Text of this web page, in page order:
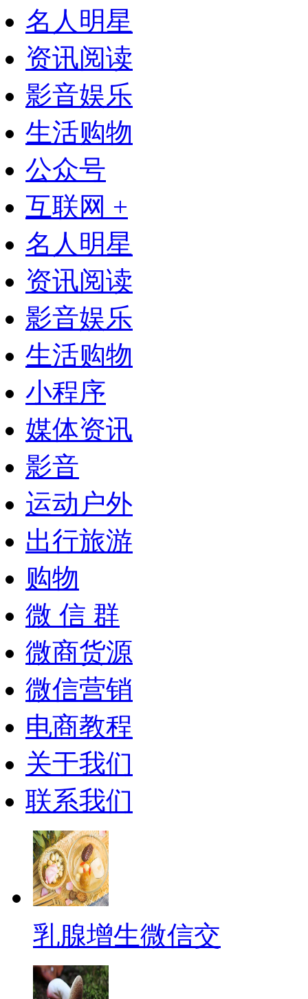
名人明星
资讯阅读
影音娱乐
生活购物
公众号
互联网 +
名人明星
资讯阅读
影音娱乐
生活购物
小程序
媒体资讯
影音
运动户外
出行旅游
购物
微 信 群
微商货源
微信营销
电商教程
关于我们
联系我们
乳腺增生微信交